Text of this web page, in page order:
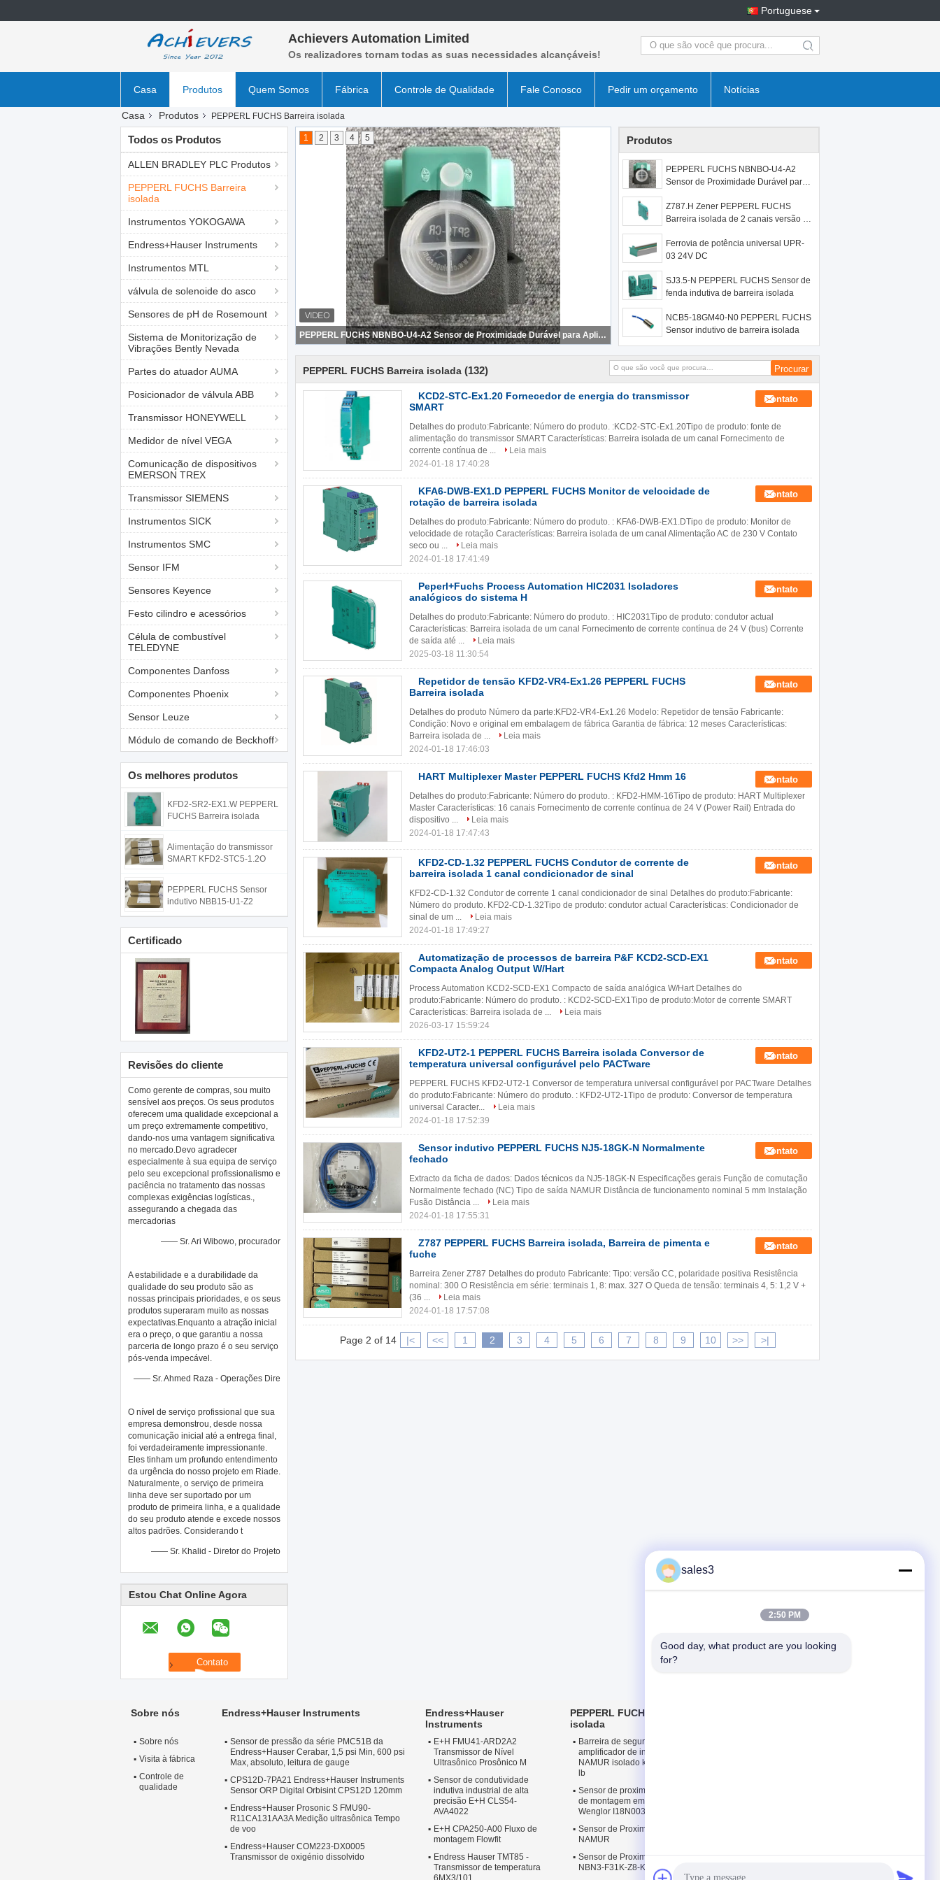
Portuguese
Achievers Automation Limited
Os realizadores tornam todas as suas necessidades alcançáveis! search
Casa Produtos Quem Somos Fábrica Controle de Qualidade Fale Conosco Pedir um orçamento Notícias
Casa Produtos PEPPERL FUCHS Barreira isolada
Todos os Produtos
ALLEN BRADLEY PLC Produtos
PEPPERL FUCHS Barreira
isolada
Instrumentos YOKOGAWA
Endress+Hauser Instruments
Instrumentos MTL
válvula de solenoide do asco
Sensores de pH de Rosemount
Sistema de Monitorização de
Vibrações Bently Nevada
Partes do atuador AUMA
Posicionador de válvula ABB
Transmissor HONEYWELL
Medidor de nível VEGA
Comunicação de dispositivos
EMERSON TREX
Transmissor SIEMENS
Instrumentos SICK
Instrumentos SMC
Sensor IFM
Sensores Keyence
Festo cilindro e acessórios
Célula de combustível
TELEDYNE
Componentes Danfoss
Componentes Phoenix
Sensor Leuze
Módulo de comando de Beckhoff
Os melhores produtos
KFD2-SR2-EX1.W PEPPERL
FUCHS Barreira isolada
Alimentação do transmissor
SMART KFD2-STC5-1.2O
PEPPERL FUCHS Sensor
indutivo NBB15-U1-Z2
Certificado
Revisões do cliente
Como gerente de compras, sou muito
sensível aos preços. Os seus produtos
oferecem uma qualidade excepcional a
um preço extremamente competitivo,
dando-nos uma vantagem significativa
no mercado.Devo agradecer
especialmente à sua equipa de serviço
pelo seu excepcional profissionalismo e
paciência no tratamento das nossas
complexas exigências logísticas.,
assegurando a chegada das
mercadorias
—— Sr. Ari Wibowo, procurador
A estabilidade e a durabilidade da
qualidade do seu produto são as
nossas principais prioridades, e os seus
produtos superaram muito as nossas
expectativas.Enquanto a atração inicial
era o preço, o que garantiu a nossa
parceria de longo prazo é o seu serviço
pós-venda impecável.
—— Sr. Ahmed Raza - Operações Dire
O nível de serviço profissional que sua
empresa demonstrou, desde nossa
comunicação inicial até a entrega final,
foi verdadeiramente impressionante.
Eles tinham um profundo entendimento
da urgência do nosso projeto em Riade.
Naturalmente, o serviço de primeira
linha deve ser suportado por um
produto de primeira linha, e a qualidade
do seu produto atende e excede nossos
altos padrões. Considerando t
—— Sr. Khalid - Diretor do Projeto
Estou Chat Online Agora
PEPPERL FUCHS NBNBO-U4-A2 Sensor de Proximidade Durável para Aplicações Industriais do Vietnã
1 2 3 4 5 Produtos
PEPPERL FUCHS NBNBO-U4-A2
Sensor de Proximidade Durável para
Z787.H Zener PEPPERL FUCHS
Barreira isolada de 2 canais versão de
Ferrovia de potência universal UPR-
03 24V DC
SJ3.5-N PEPPERL FUCHS Sensor de
fenda indutiva de barreira isolada
NCB5-18GM40-N0 PEPPERL FUCHS
Sensor indutivo de barreira isolada
PEPPERL FUCHS Barreira isolada (132)
KCD2-STC-Ex1.20 Fornecedor de energia do transmissor
SMART
Contato
Detalhes do produto:Fabricante: Número do produto. :KCD2-STC-Ex1.20Tipo de produto: fonte de
alimentação do transmissor SMART Características: Barreira isolada de um canal Fornecimento de
corrente contínua de ...
Leia mais
2024-01-18 17:40:28
KFA6-DWB-EX1.D PEPPERL FUCHS Monitor de velocidade de
rotação de barreira isolada
Contato
Detalhes do produto:Fabricante: Número do produto. : KFA6-DWB-EX1.DTipo de produto: Monitor de
velocidade de rotação Características: Barreira isolada de um canal Alimentação AC de 230 V Contato
seco ou ...
Leia mais
2024-01-18 17:41:49
Peperl+Fuchs Process Automation HIC2031 Isoladores
analógicos do sistema H
Contato
Detalhes do produto:Fabricante: Número do produto. : HIC2031Tipo de produto: condutor actual
Características: Barreira isolada de um canal Fornecimento de corrente contínua de 24 V (bus) Corrente
de saída até ...
Leia mais
2025-03-18 11:30:54
Repetidor de tensão KFD2-VR4-Ex1.26 PEPPERL FUCHS
Barreira isolada
Contato
Detalhes do produto Número da parte:KFD2-VR4-Ex1.26 Modelo: Repetidor de tensão Fabricante:
Condição: Novo e original em embalagem de fábrica Garantia de fábrica: 12 meses Características:
Barreira isolada de ...
Leia mais
2024-01-18 17:46:03
HART Multiplexer Master PEPPERL FUCHS Kfd2 Hmm 16 Contato
Detalhes do produto:Fabricante: Número do produto. : KFD2-HMM-16Tipo de produto: HART Multiplexer
Master Características: 16 canais Fornecimento de corrente contínua de 24 V (Power Rail) Entrada do
dispositivo ...
Leia mais
2024-01-18 17:47:43
KFD2-CD-1.32 PEPPERL FUCHS Condutor de corrente de
barreira isolada 1 canal condicionador de sinal
Contato
KFD2-CD-1.32 Condutor de corrente 1 canal condicionador de sinal Detalhes do produto:Fabricante:
Número do produto. KFD2-CD-1.32Tipo de produto: condutor actual Características: Condicionador de
sinal de um ...
Leia mais
2024-01-18 17:49:27
Automatização de processos de barreira P&F KCD2-SCD-EX1
Compacta Analog Output W/Hart
Contato
Process Automation KCD2-SCD-EX1 Compacto de saída analógica W/Hart Detalhes do
produto:Fabricante: Número do produto. : KCD2-SCD-EX1Tipo de produto:Motor de corrente SMART
Características: Barreira isolada de ...
Leia mais
2026-03-17 15:59:24
KFD2-UT2-1 PEPPERL FUCHS Barreira isolada Conversor de
temperatura universal configurável pelo PACTware
Contato
PEPPERL FUCHS KFD2-UT2-1 Conversor de temperatura universal configurável por PACTware Detalhes
do produto:Fabricante: Número do produto. : KFD2-UT2-1Tipo de produto: Conversor de temperatura
universal Caracter...
Leia mais
2024-01-18 17:52:39
Sensor indutivo PEPPERL FUCHS NJ5-18GK-N Normalmente
fechado
Contato
Extracto da ficha de dados: Dados técnicos da NJ5-18GK-N Especificações gerais Função de comutação
Normalmente fechado (NC) Tipo de saída NAMUR Distância de funcionamento nominal 5 mm Instalação
Fusão Distância ...
Leia mais
2024-01-18 17:55:31
Z787 PEPPERL FUCHS Barreira isolada, Barreira de pimenta e
fuche
Contato
Barreira Zener Z787 Detalhes do produto Fabricante: Tipo: versão CC, polaridade positiva Resistência
nominal: 300 O Resistência em série: terminais 1, 8: max. 327 O Queda de tensão: terminais 4, 5: 1,2 V +
(36 ...
Leia mais
2024-01-18 17:57:08
Page 2 of 14 |< << 1 2 3 4 5 6 7 8 9 10 >> >|
Sobre nós
Sobre nós
Visita à fábrica
Controle de
qualidade
Endress+Hauser Instruments
Sensor de pressão da série PMC51B da
Endress+Hauser Cerabar, 1,5 psi Min, 600 psi
Max, absoluto, leitura de gauge
CPS12D-7PA21 Endress+Hauser Instruments
Sensor ORP Digital Orbisint CPS12D 120mm
Endress+Hauser Prosonic S FMU90-
R11CA131AA3A Medição ultrasônica Tempo
de voo
Endress+Hauser COM223-DX0005
Transmissor de oxigénio dissolvido
Endress+Hauser
Instruments
E+H FMU41-ARD2A2
Transmissor de Nível
Ultrasônico Prosônico M
Sensor de condutividade
indutiva industrial de alta
precisão E+H CLS54-
AVA4022
E+H CPA250-A00 Fluxo de
montagem Flowfit
Endress Hauser TMT85 -
Transmissor de temperatura
6MX3/101
PEPPERL FUCHS Barreira
isolada
Barreira de segurança do
amplificador de interruptor
NAMUR isolado kfd2 sr2 ex1 w
lb
Sensor de proximidade indutivo
de montagem embutida
Wenglor I18N003
Sensor de Proximidade Indutivo
NAMUR
Sensor de Proximidade Indutivo
NBN3-F31K-Z8-K
sales3
2:50 PM
Good day, what product are you looking
for?